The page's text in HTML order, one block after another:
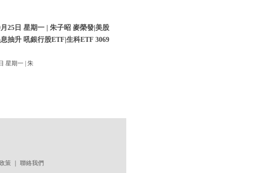
25日 星期一 | 朱子昭 麥榮發|美股
抽升 吼銀行股ETF|生科ETF 3069
星期一 | 朱
策｜ 聯絡我們